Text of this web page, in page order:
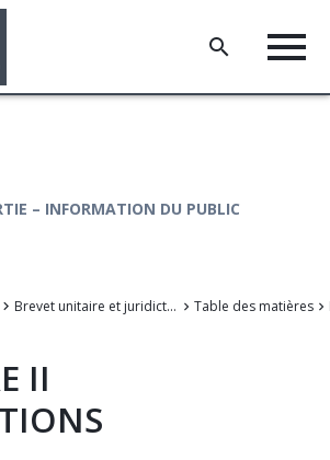
– INFORMATION DU PUBLIC
Brevet unitaire et juridiction unifié Table des matières
II